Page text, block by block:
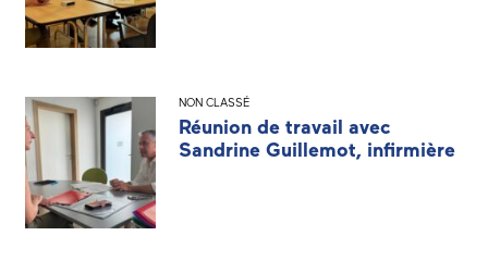
NON CLASSÉ
Réunion de travail avec
Sandrine Guillemot, infirmière